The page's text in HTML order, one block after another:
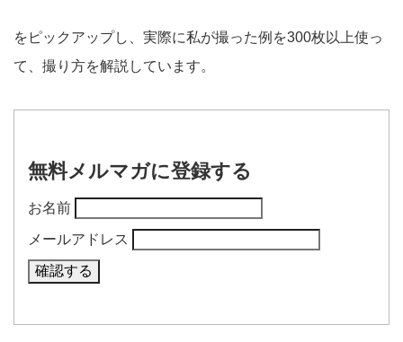
をピックアップし、実際に私が撮った例を300枚以上使っ
て、撮り方を解説しています。
無料メルマガに登録する
お名前
メールアドレス